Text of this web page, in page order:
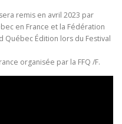
remis en avril 2023 par
en France et la Fédération
Québec Édition lors du Festival
organisée par la FFQ /F.